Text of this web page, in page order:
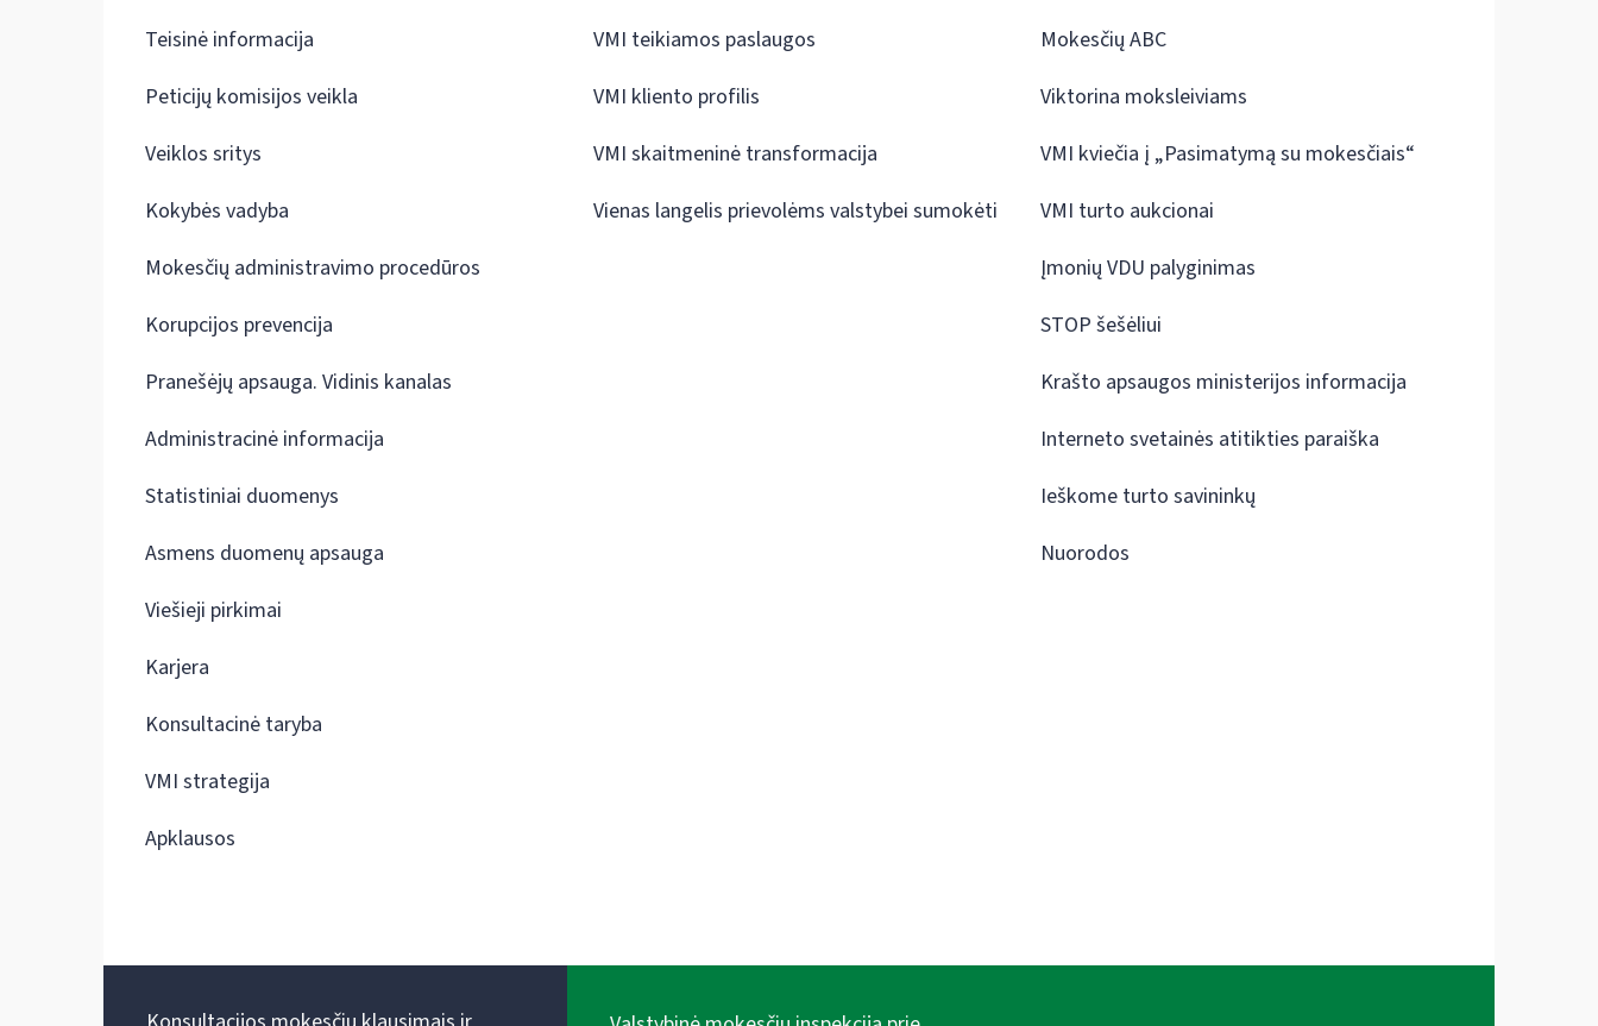
Teisinė informacija
Peticijų komisijos veikla
Veiklos sritys
Kokybės vadyba
Mokesčių administravimo procedūros
Korupcijos prevencija
Pranešėjų apsauga. Vidinis kanalas
Administracinė informacija
Statistiniai duomenys
Asmens duomenų apsauga
Viešieji pirkimai
Karjera
Konsultacinė taryba
VMI strategija
Apklausos
VMI teikiamos paslaugos
VMI kliento profilis
VMI skaitmeninė transformacija
Vienas langelis prievolėms valstybei sumokėti
Mokesčių ABC
Viktorina moksleiviams
VMI kviečia į „Pasimatymą su mokesčiais“
VMI turto aukcionai
Įmonių VDU palyginimas
STOP šešėliui
Krašto apsaugos ministerijos informacija
Interneto svetainės atitikties paraiška
Ieškome turto savininkų
Nuorodos